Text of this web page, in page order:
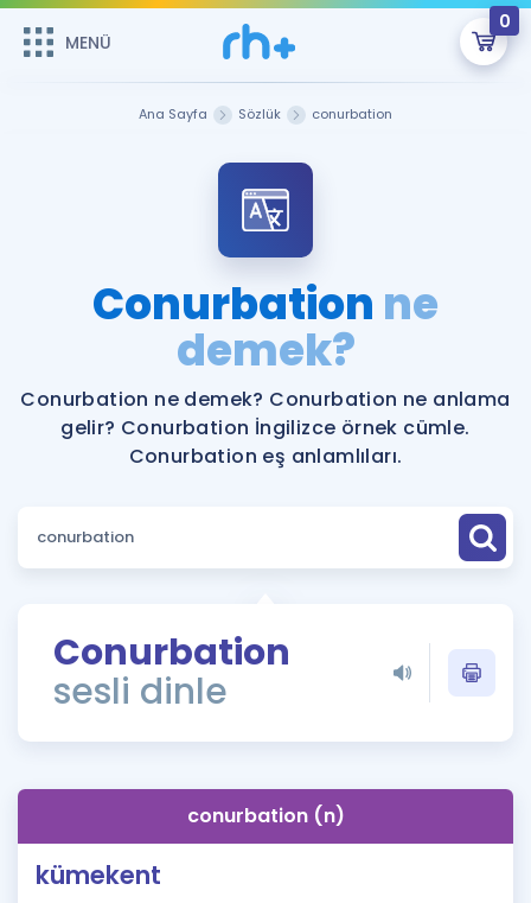
MENÜ
0
Şifremi Hatırlamıyorum
Sepetin Şu An Boş.
Remzi Hoca ile seni sınava hazırlayacak onlarca eğitim seni
bekliyor!
MENÜ
Katılımcı Görüşleri
Faydalı Araçlar
Ücretsiz Kaynaklar
ÖSYM Sınav Takvimi
Kampanyalar
İngilizce Gramer
İngilizce Gramer
Ana Sayfa Sözlük conurbation
Conurbation ne
demek?
Conurbation ne demek? Conurbation ne anlama
gelir? Conurbation İngilizce örnek cümle.
Conurbation eş anlamlıları.
Conurbation
sesli dinle
conurbation (n)
kümekent